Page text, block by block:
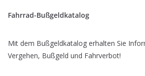
Fahrrad-Bußgeldkatalog
Mit dem Bußgeldkatalog erhalten Sie
Vergehen, Bußgeld und Fahrverbot!